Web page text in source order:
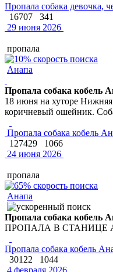
Пропала собака девочка,
16707
341
29 июня 2026
пропала
Анапа
Пропала собака кобель
18 июня на хуторе
коричневый ошейник.
Пропала собака кобель
127429
1066
24 июня 2026
пропала
Анапа
Пропала собака кобель
ПРОПАЛА В СТАНИЦЕ
Пропала собака кобель
30122
1044
4 февраля 2026